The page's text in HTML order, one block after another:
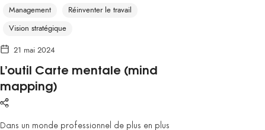
Management
Réinventer le travail
Vision stratégique
21 mai 2024
L’outil Carte mentale (mind
mapping)
Dans un monde professionnel de plus en plus